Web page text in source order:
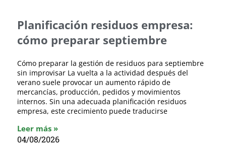
Planificación residuos empresa:
cómo preparar septiembre
Cómo preparar la gestión de residuos para septiembre
sin improvisar La vuelta a la actividad después del
verano suele provocar un aumento rápido de
mercancías, producción, pedidos y movimientos
internos. Sin una adecuada planificación residuos
empresa, este crecimiento puede traducirse
Leer más »
04/08/2026